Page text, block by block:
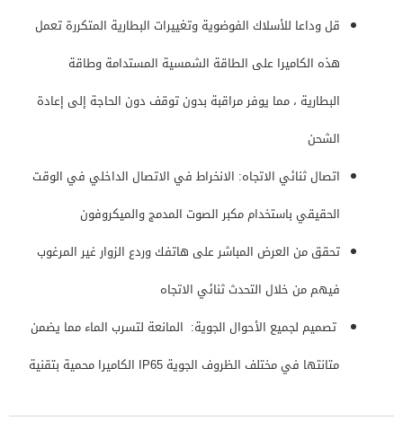
قل وداعا للأسلاك الفوضوية وتغييرات البطارية المتكررة تعمل
هذه الكاميرا على الطاقة الشمسية المستدامة وطاقة
البطارية ، مما يوفر مراقبة بدون توقف دون الحاجة إلى إعادة
الشحن
اتصال ثنائي الاتجاه: الانخراط في الاتصال الداخلي في الوقت
الحقيقي باستخدام مكبر الصوت المدمج والميكروفون
تحقق من العرض المباشر على هاتفك وردع الزوار غير المرغوب
فيهم من خلال التحدث ثنائي الاتجاه
تصميم لجميع الأحوال الجوية: المانعة لتسرب الماء مما يضمن
متانتها في مختلف الظروف الجوية IP65 الكاميرا محمية بتقنية